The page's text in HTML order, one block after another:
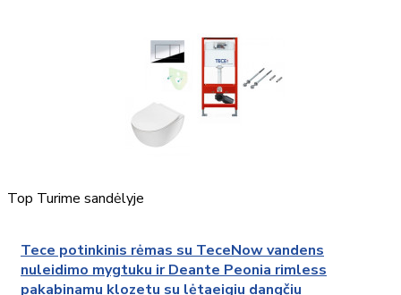
Top Turime sandėlyje
Tece potinkinis rėmas su TeceNow vandens
nuleidimo mygtuku ir Deante Peonia rimless
pakabinamu klozetu su lėtaeigiu dangčiu